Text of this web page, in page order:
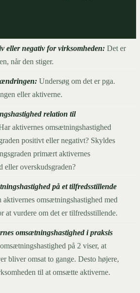
eller negativ for virksomheden: Det er
når den stiger.
Undersøg om det er pga.
eller aktiverne.
relation til
aktivernes omsætningshastighed
positivt eller negativt? Skyldes
primært aktivernes
eller overskudsgraden?
på et tilfredsstillende
aktivernes omsætningshastighed med
at vurdere om det er tilfredsstillende.
omsætningshastighed i praksis
på 2 viser, at
bliver omsat to gange. Desto højere,
til at omsætte aktiverne.